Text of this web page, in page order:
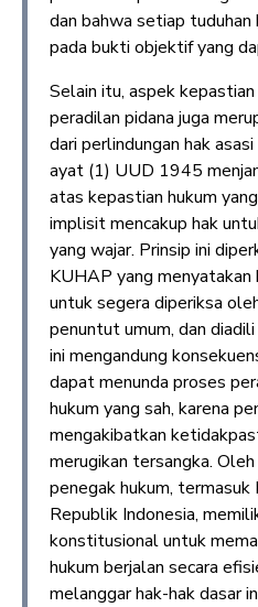
dan bahwa setiap tuduhan
pada bukti objektif yang
Selain itu, aspek
peradilan pidana juga
dari perlindungan hak
ayat (1) UUD 1945
atas kepastian hukum
implisit mencakup hak
yang wajar. Prinsip ini
KUHAP yang
untuk segera diperiksa
penuntut umum, dan
ini mengandung
dapat menunda proses
hukum yang sah, karena
mengakibatkan
merugikan tersangka.
penegak hukum, termasuk
Republik Indonesia,
konstitusional untuk
hukum berjalan secara
melanggar hak-hak dasar